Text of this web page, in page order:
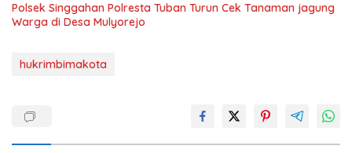
Polsek Singgahan Polresta Tuban Turun Cek Tanaman jagung
Warga di Desa Mulyorejo
hukrimbimakota